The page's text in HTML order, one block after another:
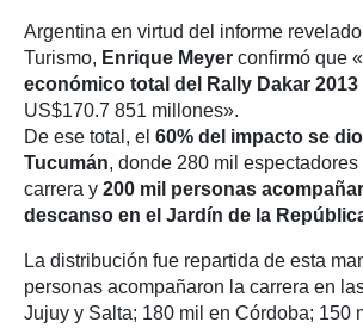
Argentina en virtud del informe
Turismo, Enrique Meyer confirmó que «
económico total del Rally Dakar 2013
US$170.7 851 millones».
De ese total, el 60% del impacto se
Tucumán, donde 280 mil
carrera y 200 mil personas
descanso en el Jardín de la
La distribución fue repartida de esta
personas acompañaron la carrera en
Jujuy y Salta; 180 mil en Córdoba; 150